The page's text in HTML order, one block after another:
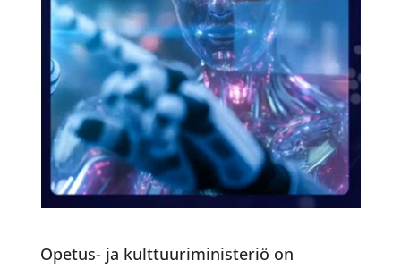
Opetus- ja kulttuuriministeriö on